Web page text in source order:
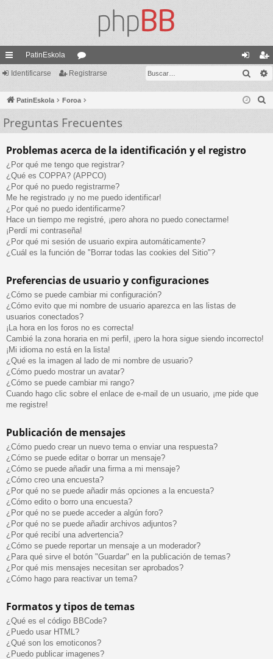
nl
ac
es
rá
pi
do
s
PatinEskola
or
os
de
nti
fic
se
eg
ist
ra
Identificarse Registrarse
PatinEskola Foroa
Preguntas Frecuentes
Problemas acerca de la identificación y el registro
¿Por qué me tengo que registrar?
¿Qué es COPPA? (APPCO)
¿Por qué no puedo registrarme?
Me he registrado ¡y no me puedo identificar!
¿Por qué no puedo identificarme?
Hace un tiempo me registré, ¡pero ahora no puedo conectarme!
¡Perdí mi contraseña!
¿Por qué mi sesión de usuario expira automáticamente?
¿Cuál es la función de "Borrar todas las cookies del Sitio"?
Preferencias de usuario y configuraciones
¿Cómo se puede cambiar mi configuración?
¿Cómo evito que mi nombre de usuario aparezca en las listas de
usuarios conectados?
¡La hora en los foros no es correcta!
Cambié la zona horaria en mi perfil, ¡pero la hora sigue siendo incorrecto!
¡Mi idioma no está en la lista!
¿Qué es la imagen al lado de mi nombre de usuario?
¿Cómo puedo mostrar un avatar?
¿Cómo se puede cambiar mi rango?
Cuando hago clic sobre el enlace de e-mail de un usuario, ¡me pide que
me registre!
Publicación de mensajes
¿Cómo puedo crear un nuevo tema o enviar una respuesta?
¿Cómo se puede editar o borrar un mensaje?
¿Cómo se puede añadir una firma a mi mensaje?
¿Cómo creo una encuesta?
¿Por qué no se puede añadir más opciones a la encuesta?
¿Cómo edito o borro una encuesta?
¿Por qué no se puede acceder a algún foro?
¿Por qué no se puede añadir archivos adjuntos?
¿Por qué recibí una advertencia?
¿Cómo se puede reportar un mensaje a un moderador?
¿Para qué sirve el botón "Guardar" en la publicación de temas?
¿Por qué mis mensajes necesitan ser aprobados?
¿Cómo hago para reactivar un tema?
Formatos y tipos de temas
¿Qué es el código BBCode?
¿Puedo usar HTML?
¿Qué son los emoticonos?
¿Puedo publicar imagenes?